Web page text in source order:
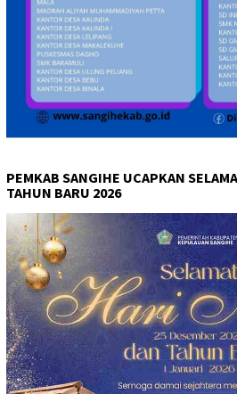
PEMKAB SANGIHE UCAPKAN
TAHUN BARU 2026